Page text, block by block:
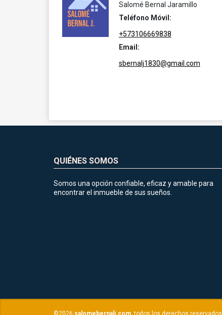
Salomé Bernal Jaramillo
Teléfono Móvil:
+573106669838
Email:
sbernalj1830@gmail.com
QUIÉNES SOMOS
Somos una opción confiable, eficaz y amable para
encontrar el inmueble de sus sueños.
©2026 salomebernalj.com , todos los derechos reservados.